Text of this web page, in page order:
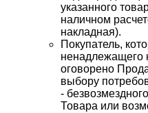
указанного
наличном
накладная).
Покупатель,
ненадлежащего
оговорено
выбору
-
Товара или